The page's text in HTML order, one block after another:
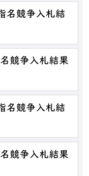
名競争入札結
競争入札結果
名競争入札結
競争入札結果